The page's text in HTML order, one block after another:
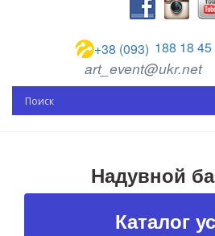
+38 (093) 188 18 45
art_event@ukr.net
Надувной
Каталог